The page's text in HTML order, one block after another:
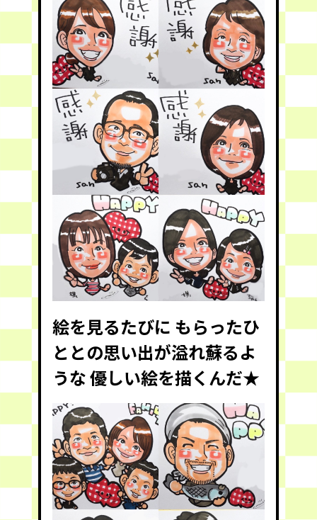
絵を見るたびに もらったひ
ととの思い出が溢れ蘇るよ
うな 優しい絵を描くんだ★